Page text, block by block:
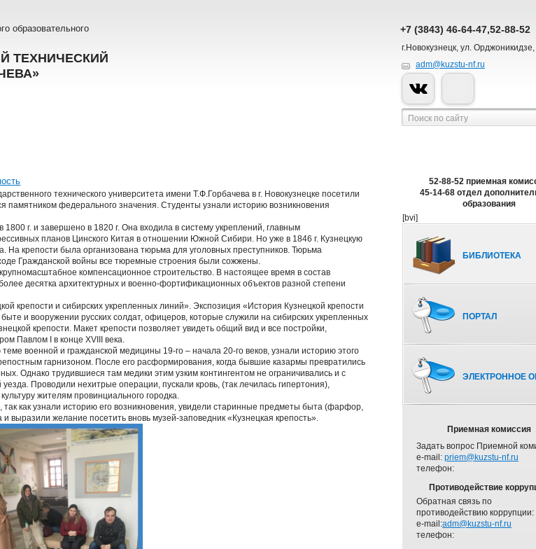
образовательного
ТЕХНИЧЕСКИЙ
+7 (3843) 46-64-47,52-88-52
г.Новокузнецк, ул.
adm@kuzstu-nf.ru
технического университета имени Т.Ф.Горбачева в г. Новокузнецке посетили
памятником федерального значения. Студенты узнали историю возникновения
г. и завершено в 1820 г. Она входила в систему укреплений, главным
планов Цинского Китая в отношении Южной Сибири. Но уже в 1846 г. Кузнецкую
На крепости была организована тюрьма для уголовных преступников. Тюрьма
Гражданской войны все тюремные строения были сожжены.
компенсационное строительство. В настоящее время в состав
десятка архитектурных и военно-фортификационных объектов разной степени
крепости и сибирских укрепленных линий». Экспозиция «История Кузнецкой крепости
и вооружении русских солдат, офицеров, которые служили на сибирских укрепленных
крепости. Макет крепости позволяет увидеть общий вид и все постройки,
Павлом I в конце XVIII века.
военной и гражданской медицины 19-го – начала 20-го веков, узнали историю этого
гарнизоном. После его расформирования, когда бывшие казармы превратились
Однако трудившиеся там медики этим узким контингентом не ограничивались и с
Проводили нехитрые операции, пускали кровь, (так лечилась гипертония),
жителям провинциального городка.
как узнали историю его возникновения, увидели старинные предметы быта (фарфор,
выразили желание посетить вновь музей-заповедник «Кузнецкая крепость».
52-88-52 приемная
45-14-68 отдел
образования
[bvi]
БИБЛИОТЕКА
ПОРТАЛ
ЭЛЕКТРОННОЕ
Приемная комиссия
Задать вопрос Приемной
e-mail: priem@kuzstu-nf.ru
телефон:
Противодействие
Обратная связь по
противодействию коррупции:
e-mail:adm@kuzstu-nf.ru
телефон: